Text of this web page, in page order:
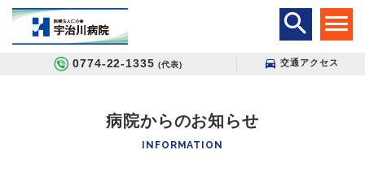
0774-22-1335(代表) 交通アクセス
病院からのお知らせ
INFORMATION